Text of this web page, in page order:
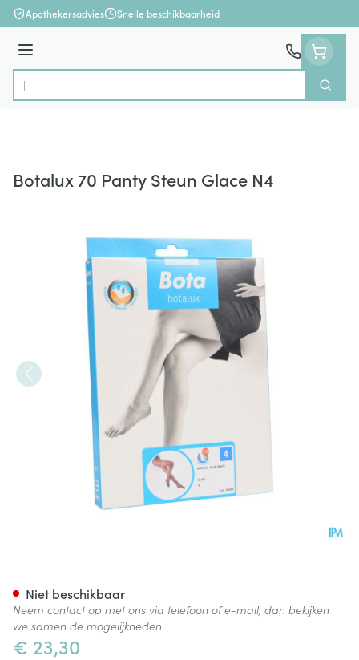
Ga naar de inhoud
Apothekersadvies Snelle beschikbaarheid
Menu
Product, merk, categorie...
Zoek
Botalux 70 Panty Steun Glace N4
€ 23,30
Niet beschikbaar
Neem contact op met ons via telefoon of e-mail, dan bekijken
we samen de mogelijkheden.